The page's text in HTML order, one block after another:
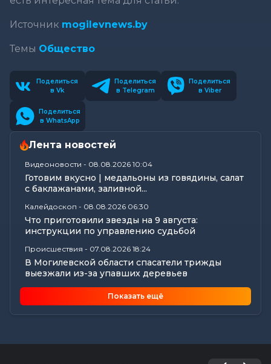
Источник mogilevnews.by
Темы Общество
Поделиться
в Vk
Поделиться
в Telegram
Поделиться
в Viber
Поделиться
в WhatsApp
Лента новостей
Видеоновости - 08.08.2026 10:04
Готовим вкусно | медальоны из говядины, салат
с баклажанами, заливной...
Калейдоскоп - 08.08.2026 06:30
Что приготовили звезды на 9 августа:
инструкции по управлению судьбой
Происшествия - 07.08.2026 18:24
В Могилевской области спасатели трижды
выезжали из-за упавших деревьев
07.08.2026 17:06
Почему мозг стирает сны через минуту после
подъема, чем они полезны в...
Чем обернулась незаконная минимизация
Показать ещё